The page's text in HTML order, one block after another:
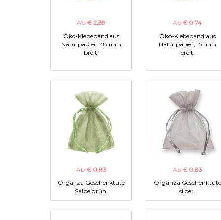
Ab € 2,39
Öko-Klebeband aus
Naturpapier, 48 mm
breit.
Ab € 0,74
Öko-Klebeband aus
Naturpapier, 15 mm
breit.
Ab € 0,83
Organza Geschenktüte
Salbeigrün.
Ab € 0,83
Organza Geschenktüte
silber.